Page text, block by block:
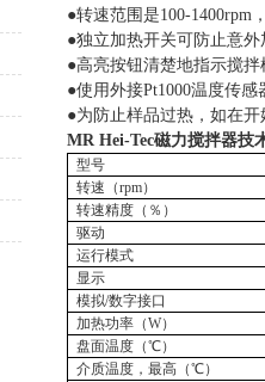
●转速范围是100-1400rpm
●独立加热开关可防止意
●高亮按钮清楚地指示搅
●使用外接Pt1000温度传感
●为防止样品过热，如在
MR Hei-Tec磁力搅拌器技
型号
转速（rpm）
转速精度（％）
驱动
运行模式
显示
模拟/数字接口
加热功率（W）
盘面温度（℃）
介质温度，最高（℃）